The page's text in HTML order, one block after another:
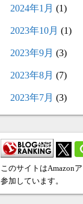
2024年1月 (1)
2023年10月 (1)
2023年9月 (3)
2023年8月 (7)
2023年7月 (3)
このサイトはAmazon
参加しています。